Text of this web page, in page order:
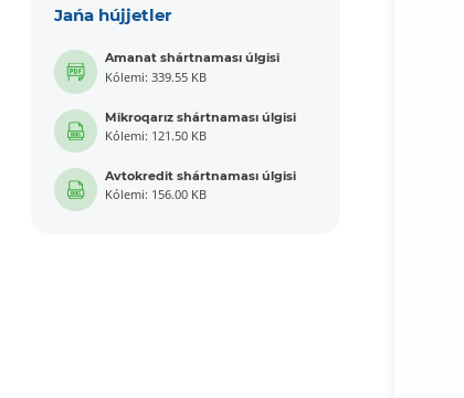
Jańa hújjetler
Amanat shártnaması úlgisi
Kólemi: 339.55 KB
Mikroqarız shártnaması úlgisi
Kólemi: 121.50 KB
Avtokredit shártnaması úlgisi
Kólemi: 156.00 KB